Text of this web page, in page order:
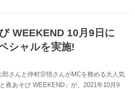
WEEKEND 10月9日に
シャルを実施!
さんと仲村宗悟さんがMCを務める大人気
夜あそび WEEKEND」が、2021年10月9